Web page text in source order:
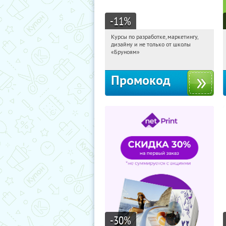
-11%
15:10:25
Получи первым!
Россия
Курсы по разработке, маркетингу,
дизайну и не только от школы
«Бруноям»
Промокод
-30%